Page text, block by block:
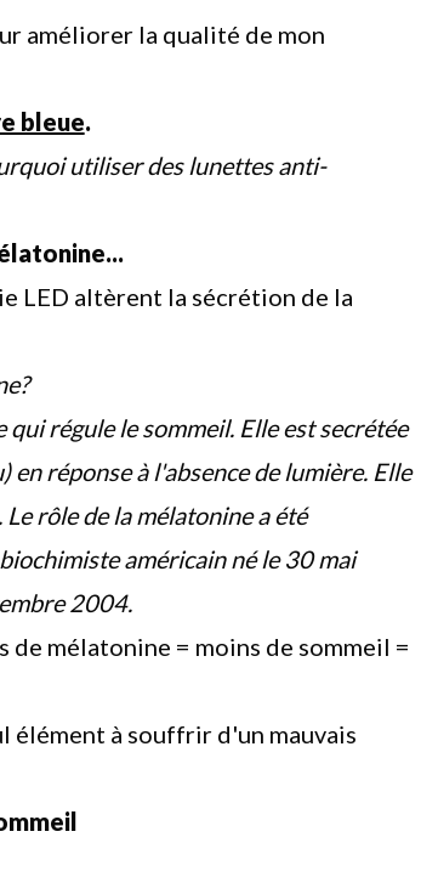
améliorer la qualité de mon
bleue.
utiliser des lunettes anti-
LED altèrent la sécrétion de la
régule le sommeil. Elle est secrétée
en réponse à l'absence de lumière. Elle
Le rôle de la mélatonine a été
américain né le 30 mai
2004.
de mélatonine = moins de sommeil =
élément à souffrir d'un mauvais